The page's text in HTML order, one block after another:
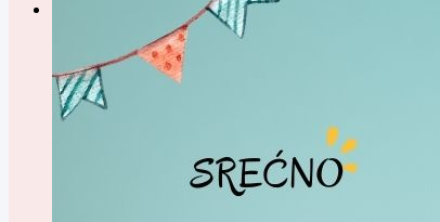
Nema proizvoda u korpi.